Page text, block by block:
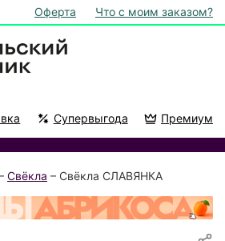
Оферта Что с моим заказом?
Супервыгода Премиум
Свёкла – Свёкла СЛАВЯНКА